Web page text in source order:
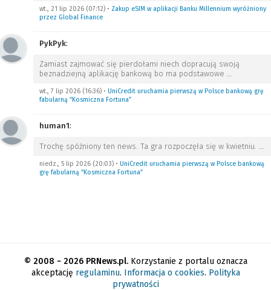
wt., 21 lip 2026 (07:12) • Zakup eSIM w aplikacji Banku Millennium wyróżniony
przez Global Finance
PykPyk:
Zamiast zajmować się pierdołami niech dopracują swoją
beznadziejną aplikację bankową bo ma podstawowe …
wt., 7 lip 2026 (16:36) • UniCredit uruchamia pierwszą w Polsce bankową grę
fabularną “Kosmiczna Fortuna”
human1:
Trochę spóźniony ten news. Ta gra rozpoczęła się w kwietniu. …
niedz., 5 lip 2026 (20:03) • UniCredit uruchamia pierwszą w Polsce bankową
grę fabularną “Kosmiczna Fortuna”
© 2008 − 2026 PRNews.pl.Korzystanie z portalu oznacza
akceptację regulaminu. Informacja o cookies. Polityka
prywatności